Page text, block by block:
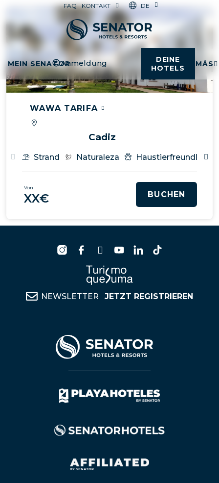
FAQ KONTAKT DE
MEIN SENATORAnmeldung
DEINE
HOTELS
MÁS
WAWA TARIFA
Cadiz
Strand Naturaleza Haustierfreundlich
Von
XX€ BUCHEN
NEWSLETTER JETZT REGISTRIEREN